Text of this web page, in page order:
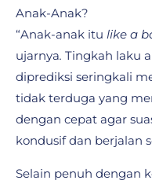
Anak-Anak?
“Anak-anak itu like a
ujarnya. Tingkah laku
diprediksi seringkali
tidak terduga yang
dengan cepat agar
kondusif dan berjalan
Selain penuh dengan